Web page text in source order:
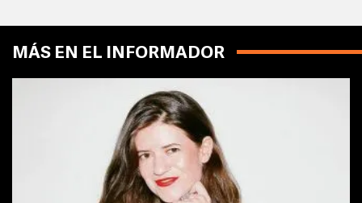
MÁS EN EL INFORMADOR